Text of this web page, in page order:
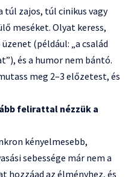
túl zajos, túl cinikus vagy
meséket. Olyat keress,
(például: „a család
és a humor nem bántó.
meg 2–3 előzetest, és
felirattal nézzük a
kényelmesebb,
sebessége már nem a
hozzáad az élményhez, és